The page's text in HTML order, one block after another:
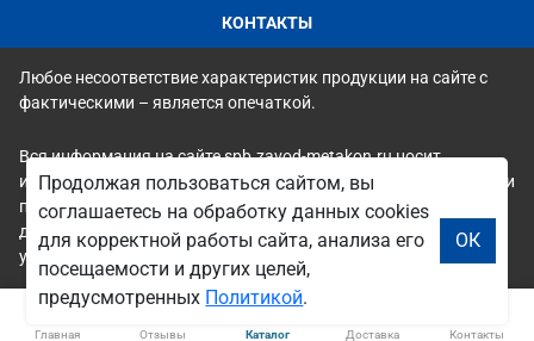
КОНТАКТЫ
Любое несоответствие характеристик продукции на сайте с
фактическими – является опечаткой.
Вся информация на сайте spb.zavod-metakon.ru носит
исключительно ознакомительный и справочный характер и ни
при каких условиях не является публичной офертой. Всю
дополнительную информацию можно узнать по телефонам
указанным на сайте.
Главная Отзывы Каталог Доставка Контакты
Продолжая пользоваться сайтом, вы
соглашаетесь на обработку данных cookies
для корректной работы сайта, анализа его
посещаемости и других целей,
предусмотренных Политикой.
ОК